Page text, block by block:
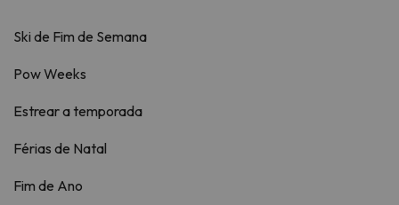
Ski de Fim de Semana
Pow Weeks
Estrear a temporada
Férias de Natal
Fim de Ano